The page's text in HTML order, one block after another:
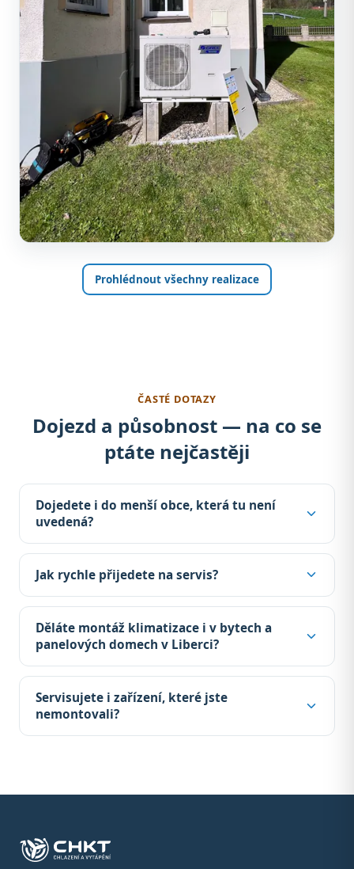
Prohlédnout všechny realizace
ČASTÉ DOTAZY
Dojezd a působnost — na co se
ptáte nejčastěji
Dojedete i do menší obce, která tu není
uvedená?
Jak rychle přijedete na servis?
Děláte montáž klimatizace i v bytech a
panelových domech v Liberci?
Servisujete i zařízení, které jste
nemontovali?